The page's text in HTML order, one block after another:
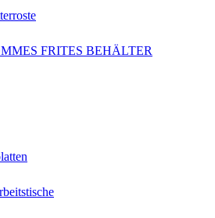
FRITES BEHÄLTER